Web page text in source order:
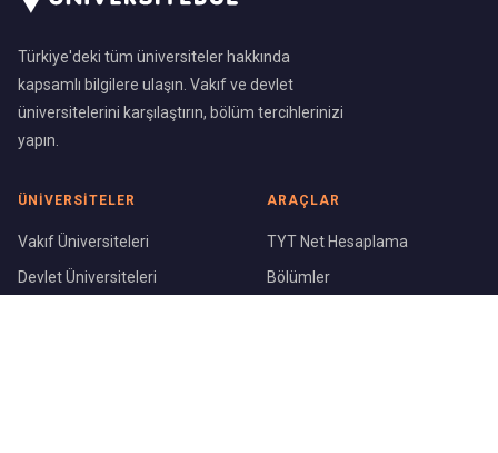
Türkiye'deki tüm üniversiteler hakkında
kapsamlı bilgilere ulaşın. Vakıf ve devlet
üniversitelerini karşılaştırın, bölüm tercihlerinizi
yapın.
ÜNIVERSITELER
Vakıf Üniversiteleri
Devlet Üniversiteleri
ARAÇLAR
TYT Net Hesaplama
Bölümler